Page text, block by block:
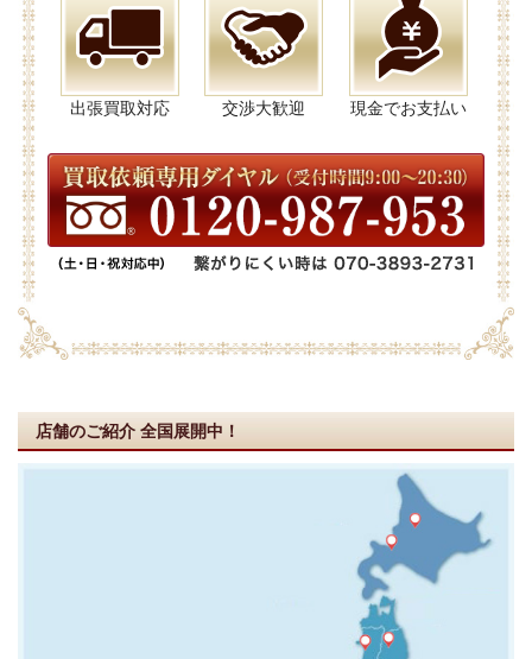
出張買取対応 交渉大歓迎 現金でお支払い
店舗のご紹介 全国展開中！